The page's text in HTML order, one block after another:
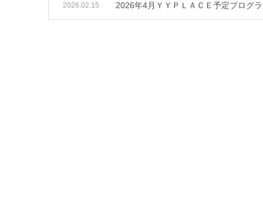
2026年4月ＹＹＰＬＡＣＥ予定プログラ
2026.02.15